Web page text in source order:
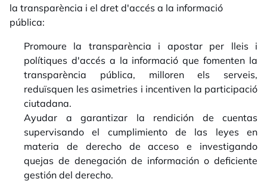
la transparència i el dret d'accés a la informació
pública:
Promoure la transparència i apostar per lleis i
polítiques d'accés a la informació que fomenten la
transparència pública, milloren els serveis,
reduïsquen les asimetries i incentiven la participació
ciutadana.
Ayudar a garantizar la rendición de cuentas
supervisando el cumplimiento de las leyes en
materia de derecho de acceso e investigando
quejas de denegación de información o deficiente
gestión del derecho.